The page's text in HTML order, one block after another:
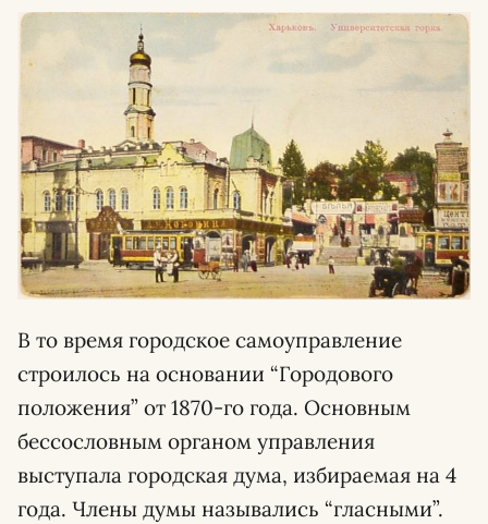
В то время городское самоуправление
строилось на основании “Городового
положения” от 1870-го года. Основным
бессословным органом управления
выступала городская дума, избираемая на 4
года. Члены думы назывались “гласными”.